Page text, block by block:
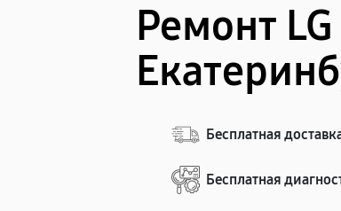
Ремонт
Бесплатная
Бесплатная